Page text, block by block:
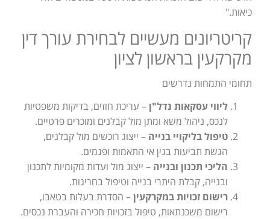
כיאות."
קריטריונים מעשיים לבחירת עורך דין
מקרקעין בראשון לציון
תחומי התמחות נדרשים
ליווי עסקאות נדל"ן– עריכת חוזים, בדיקות משפטיות
לנכס, ניהול משא ומתן מול קבלנים ומוכרים פרטיים.
טיפול בליקויי בנייה – ייצוג רוכשים מול קבלנים,
הגשת תביעות בגין אי התאמות ופגמים.
הליכי תכנון ובנייה – ייצוג מול ועדות מקומיות לתכנון
ובנייה, קבלת היתרי בנייה וטיפול בחריגות.
רישום זכויות במקרקעין– הסדרת בעלות בטאבו,
רישום משכנתאות, טיפול בזכויות חכירה והעברת נכסים.